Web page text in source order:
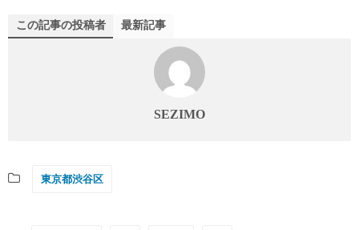
この記事の投稿者 最新記事
SEZIMO
東京都渋谷区